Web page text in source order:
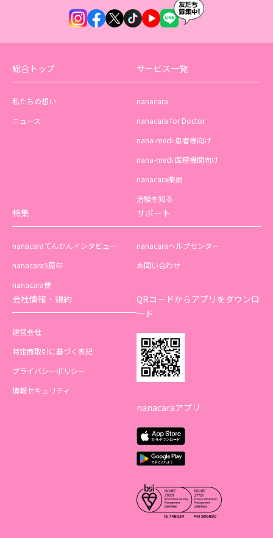
総合トップ
私たちの想い
ニュース
サービス一覧
nanacara
nanacara for Doctor
nana-medi 患者様向け
nana-medi 医療機関向け
nanacara薬局
治験を知る
特集
nanacaraてんかんインタビュー
nanacara5周年
nanacara便
サポート
nanacaraヘルプセンター
お問い合わせ
会社情報・規約
運営会社
特定商取引に基づく表記
プライバシーポリシー
情報セキュリティ
QRコードからアプリをダウンロ
ード
nanacaraアプリ